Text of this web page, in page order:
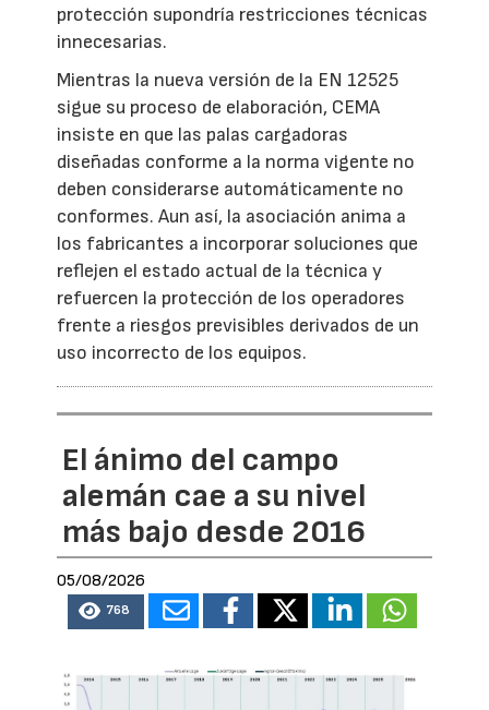
protección supondría restricciones técnicas
innecesarias.
Mientras la nueva versión de la EN 12525
sigue su proceso de elaboración, CEMA
insiste en que las palas cargadoras
diseñadas conforme a la norma vigente no
deben considerarse automáticamente no
conformes. Aun así, la asociación anima a
los fabricantes a incorporar soluciones que
reflejen el estado actual de la técnica y
refuercen la protección de los operadores
frente a riesgos previsibles derivados de un
uso incorrecto de los equipos.
El ánimo del campo
alemán cae a su nivel
más bajo desde 2016
05/08/2026
768